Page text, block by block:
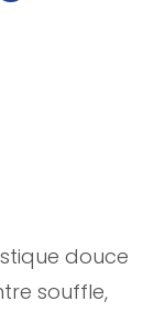
douce
souffle,